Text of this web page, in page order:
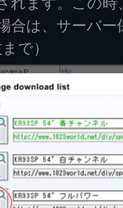
合は、サーバ
で）